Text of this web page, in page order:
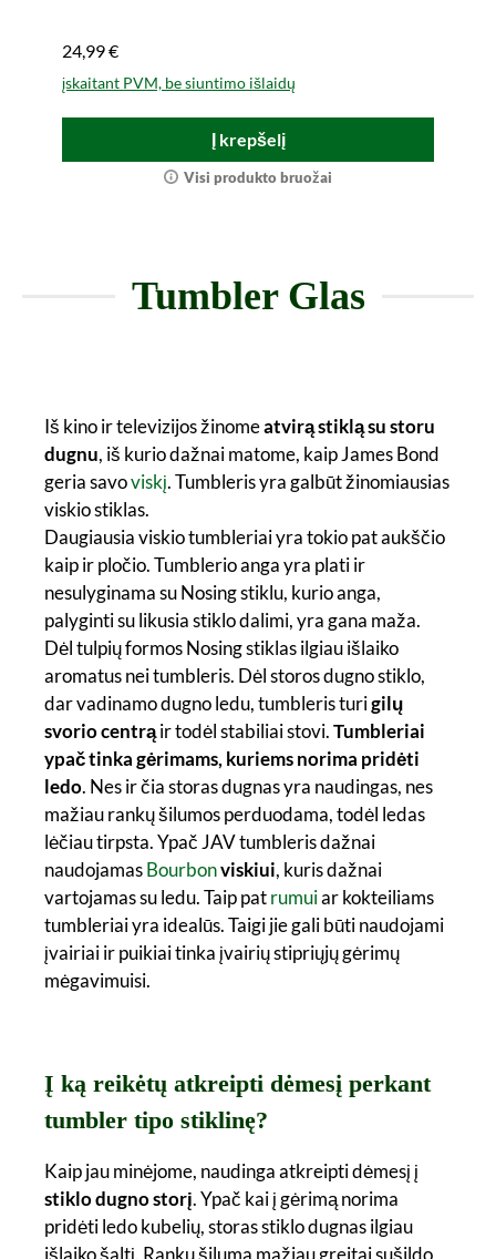
24,99 €
įskaitant PVM, be siuntimo išlaidų
Į krepšelį
Visi produkto bruožai
Tumbler Glas
Iš kino ir televizijos žinomeatvirą stiklą su storu
dugnu, iš kurio dažnai matome, kaip James Bond
geria savoviskį. Tumbleris yra galbūt žinomiausias
viskio stiklas.
Daugiausia viskio tumbleriai yra tokio pat aukščio
kaip ir pločio. Tumblerio anga yra plati ir
nesulyginama su Nosing stiklu, kurio anga,
palyginti su likusia stiklo dalimi, yra gana maža.
Dėl tulpių formos Nosing stiklas ilgiau išlaiko
aromatus nei tumbleris. Dėl storos dugno stiklo,
dar vadinamo dugno ledu, tumbleris turigilų
svorio centrąir todėl stabiliai stovi.Tumbleriai
ypač tinka gėrimams, kuriems norima pridėti
ledo. Nes ir čia storas dugnas yra naudingas, nes
mažiau rankų šilumos perduodama, todėl ledas
lėčiau tirpsta. Ypač JAV tumbleris dažnai
naudojamasBourbonviskiui, kuris dažnai
vartojamas su ledu. Taip patrumuiar kokteiliams
tumbleriai yra idealūs. Taigi jie gali būti naudojami
įvairiai ir puikiai tinka įvairių stipriųjų gėrimų
mėgavimuisi.
Į ką reikėtų atkreipti dėmesį perkant
tumbler tipo stiklinę?
Kaip jau minėjome, naudinga atkreipti dėmesį į
stiklo dugno storį. Ypač kai į gėrimą norima
pridėti ledo kubelių, storas stiklo dugnas ilgiau
išlaiko šaltį. Rankų šiluma mažiau greitai sušildo